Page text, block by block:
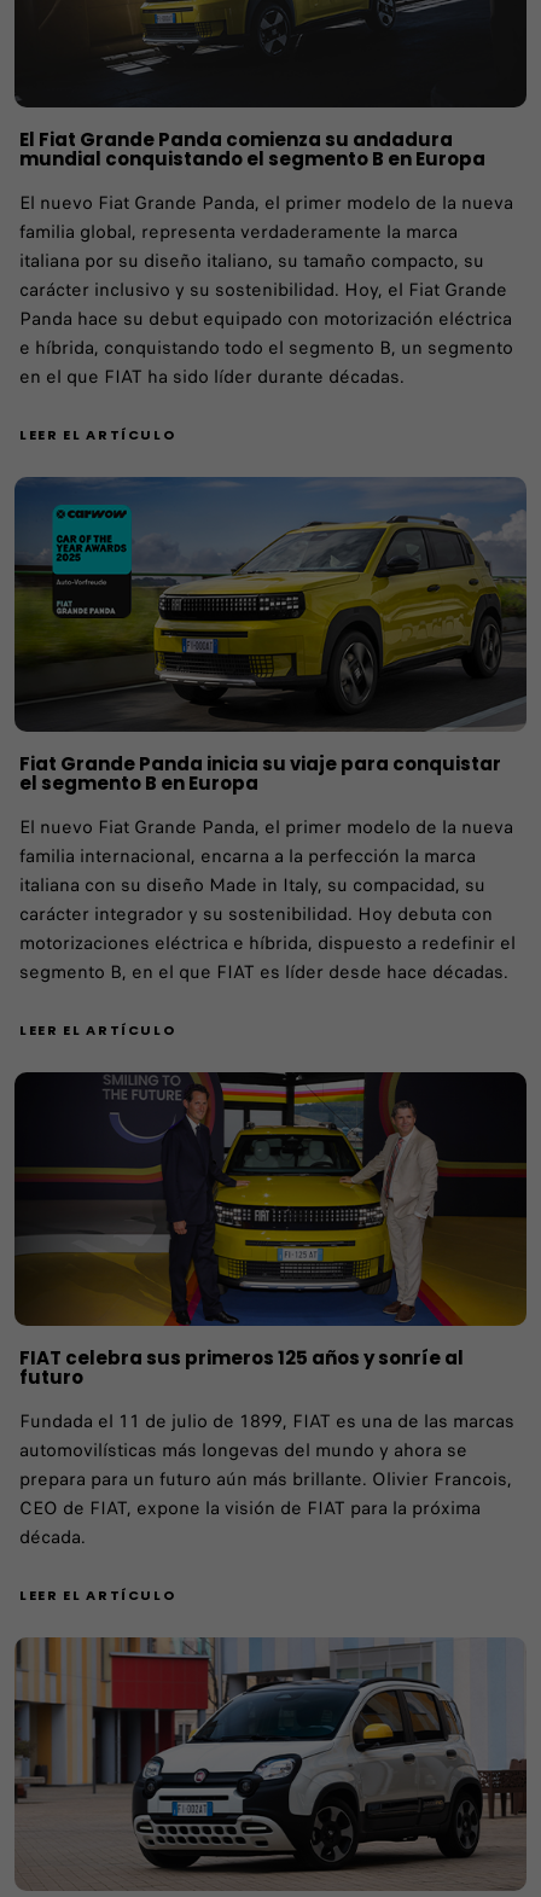
El Fiat Grande Panda comienza su andadura
mundial conquistando el segmento B en Europa
El nuevo Fiat Grande Panda, el primer modelo de la nueva
familia global, representa verdaderamente la marca
italiana por su diseño italiano, su tamaño compacto, su
carácter inclusivo y su sostenibilidad. Hoy, el Fiat Grande
Panda hace su debut equipado con motorización eléctrica
e híbrida, conquistando todo el segmento B, un segmento
en el que FIAT ha sido líder durante décadas.
LEER EL ARTÍCULO
Fiat Grande Panda inicia su viaje para conquistar
el segmento B en Europa
El nuevo Fiat Grande Panda, el primer modelo de la nueva
familia internacional, encarna a la perfección la marca
italiana con su diseño Made in Italy, su compacidad, su
carácter integrador y su sostenibilidad. Hoy debuta con
motorizaciones eléctrica e híbrida, dispuesto a redefinir el
segmento B, en el que FIAT es líder desde hace décadas.
LEER EL ARTÍCULO
FIAT celebra sus primeros 125 años y sonríe al
futuro
Fundada el 11 de julio de 1899, FIAT es una de las marcas
automovilísticas más longevas del mundo y ahora se
prepara para un futuro aún más brillante. Olivier Francois,
CEO de FIAT, expone la visión de FIAT para la próxima
década.
LEER EL ARTÍCULO